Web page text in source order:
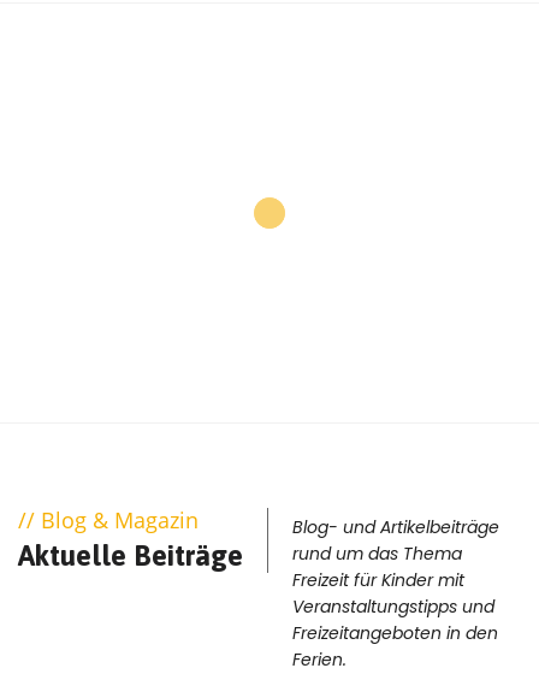
Hier kannst Du Deine Angebote kostenlos inserieren und
den kleinen und großen Besuchern präsentieren!
Blog & Magazin
Aktuelle Beiträge
Blog- und Artikelbeiträge
rund um das Thema
Freizeit für Kinder mit
Veranstaltungstipps und
Freizeitangeboten in den
Ferien.